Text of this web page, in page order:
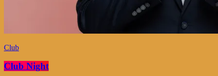
Club
Club Night